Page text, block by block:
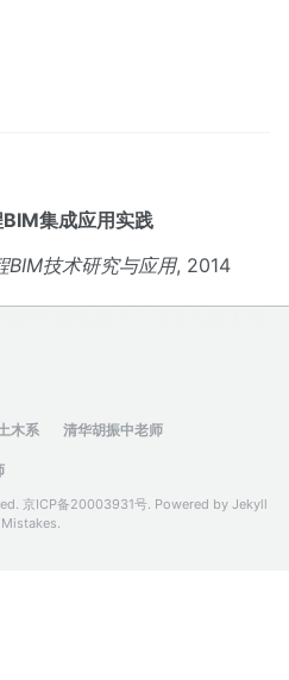
集成应用实践
BIM技术研究与应用, 2014
木系 清华胡振中老师
京ICP备20003931号. Powered by Jekyll
.